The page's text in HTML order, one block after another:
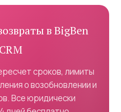
в BigBen
CRM
сроков, лимиты
о возобновлении и
Все юридически